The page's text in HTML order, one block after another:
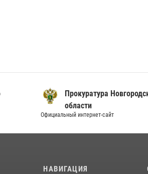
Прокуратура
области
Официальный интернет-сайт
НАВИГАЦИЯ